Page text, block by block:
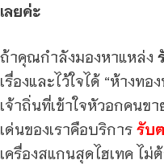
เลยค่ะ
ถ้าคุณกำลังมองหาแหล่ง
เรื่องและไว้ใจได้ “ห้างท
เจ้าถิ่นที่เข้าใจหัวอกคนข
เด่นของเราคือบริการ รับ
เครื่องสแกนสุดไฮเทค ไม่